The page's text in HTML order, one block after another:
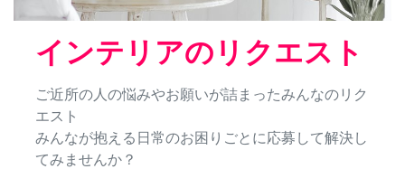
インテリアのリクエスト
ご近所の人の悩みやお願いが詰まったみんなのリク
エスト
みんなが抱える日常のお困りごとに応募して解決し
てみませんか？